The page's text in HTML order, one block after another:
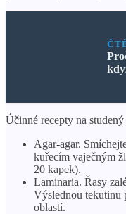
Účinné recepty na
Agar-agar.
kuřecím vaječným
20 kapek).
Laminaria. Řasy
Výslednou tekutinu
oblastí.